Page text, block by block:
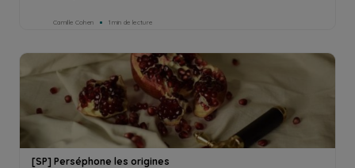
Camille Cohen 1min de lecture
[SP] Perséphone les origines